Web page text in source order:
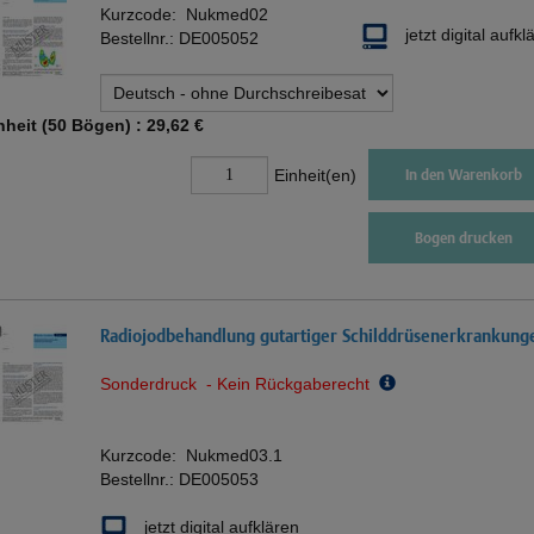
Kurzcode: Nukmed02
Bestellnr.: DE005052 jetzt digital
(50 Bögen) : 29,62 €
Einheit(en) In den Warenkorb
Bogen drucken
Radiojodbehandlung gutartiger
Sonderdruck - Kein Rückgaberecht
Kurzcode: Nukmed03.1
Bestellnr.: DE005053
jetzt digital aufklären